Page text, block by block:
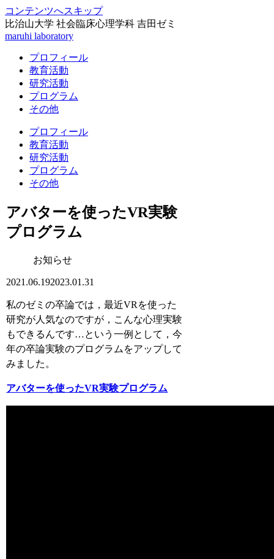
コンテンツへスキップ
比治山大学 社会臨床心理学科 吉田ゼミ
maruhi laboratory
プロフィール
教育活動
研究活動
プログラム
その他
プロフィール
教育活動
研究活動
プログラム
その他
アバターを使ったVR実験
プログラム
お知らせ
2021.06.192023.01.31
私のゼミの卒論では，最近VRを使った
研究が人気なのですが，こんな心理実験
もできるんです…という一例として，今
年の卒論実験のプログラムをアップして
みました。
アバターを使ったVR実験プログラム